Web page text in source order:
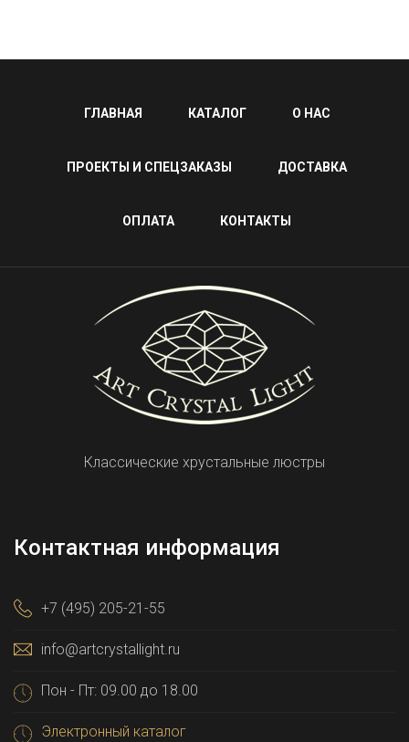
ГЛАВНАЯ КАТАЛОГ О НАС
ПРОЕКТЫ И СПЕЦЗАКАЗЫ ДОСТАВКА
ОПЛАТА КОНТАКТЫ
Классические хрустальные люстры
Контактная информация
+7 (495) 205-21-55
info@artcrystallight.ru
Пон - Пт: 09.00 до 18.00
Электронный каталог